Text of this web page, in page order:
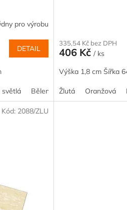
pro výrobu
DETAIL
světlá Bělený smrk Akácie
335,54 Kč bez DPH
406 Kč/ ks
Výška 1,8 cm Šířka
Žlutá Oranžová
Kód: 2088/ZLU